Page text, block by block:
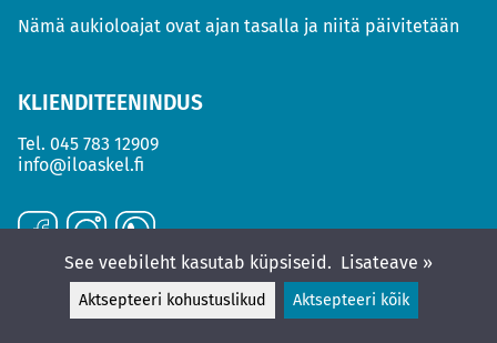
Nämä aukioloajat ovat ajan tasalla ja niitä päivitetään
KLIENDITEENINDUS
Tel. 045 783 12909
info@iloaskel.fi
See veebileht kasutab küpsiseid. Lisateave »
Aktsepteeri kohustuslikud Aktsepteeri kõik